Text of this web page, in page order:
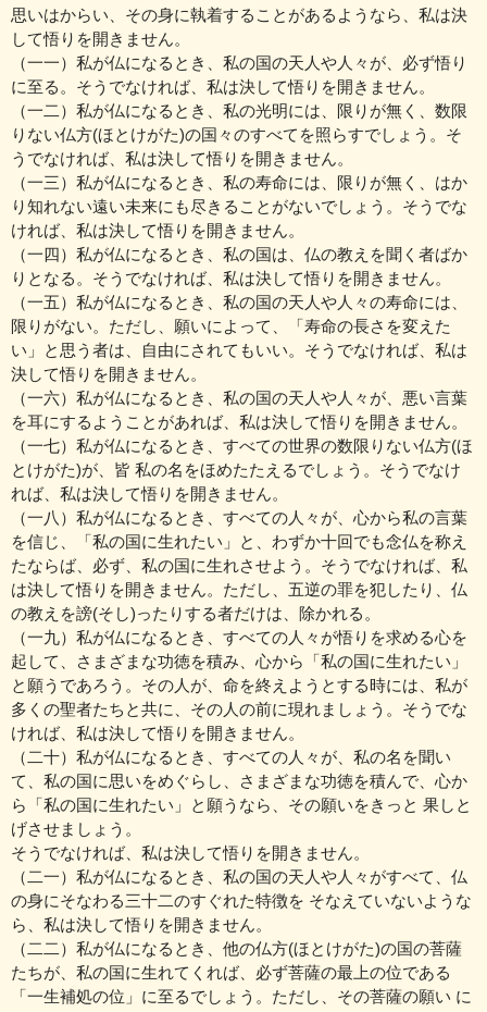
思いはからい、その身に執着することがあるようなら、私は決
して悟りを開きません。
（一一）私が仏になるとき、私の国の天人や人々が、必ず悟り
に至る。そうでなければ、私は決して悟りを開きません。
（一二）私が仏になるとき、私の光明には、限りが無く、数限
りない仏方(ほとけがた)の国々のすべてを照らすでしょう。そ
うでなければ、私は決して悟りを開きません。
（一三）私が仏になるとき、私の寿命には、限りが無く、はか
り知れない遠い未来にも尽きることがないでしょう。そうでな
ければ、私は決して悟りを開きません。
（一四）私が仏になるとき、私の国は、仏の教えを聞く者ばか
りとなる。そうでなければ、私は決して悟りを開きません。
（一五）私が仏になるとき、私の国の天人や人々の寿命には、
限りがない。ただし、願いによって、「寿命の長さを変えた
い」と思う者は、自由にされてもいい。そうでなければ、私は
決して悟りを開きません。
（一六）私が仏になるとき、私の国の天人や人々が、悪い言葉
を耳にするようことがあれば、私は決して悟りを開きません。
（一七）私が仏になるとき、すべての世界の数限りない仏方(ほ
とけがた)が、皆 私の名をほめたたえるでしょう。そうでなけ
れば、私は決して悟りを開きません。
（一八）私が仏になるとき、すべての人々が、心から私の言葉
を信じ、「私の国に生れたい」と、わずか十回でも念仏を称え
たならば、必ず、私の国に生れさせよう。そうでなければ、私
は決して悟りを開きません。ただし、五逆の罪を犯したり、仏
の教えを謗(そし)ったりする者だけは、除かれる。
（一九）私が仏になるとき、すべての人々が悟りを求める心を
起して、さまざまな功徳を積み、心から「私の国に生れたい」
と願うであろう。その人が、命を終えようとする時には、私が
多くの聖者たちと共に、その人の前に現れましょう。そうでな
ければ、私は決して悟りを開きません。
（二十）私が仏になるとき、すべての人々が、私の名を聞い
て、私の国に思いをめぐらし、さまざまな功徳を積んで、心か
ら「私の国に生れたい」と願うなら、その願いをきっと 果しと
げさせましょう。
そうでなければ、私は決して悟りを開きません。
（二一）私が仏になるとき、私の国の天人や人々がすべて、仏
の身にそなわる三十二のすぐれた特徴を そなえていないような
ら、私は決して悟りを開きません。
（二二）私が仏になるとき、他の仏方(ほとけがた)の国の菩薩
たちが、私の国に生れてくれば、必ず菩薩の最上の位である
「一生補処の位」に至るでしょう。ただし、その菩薩の願い に